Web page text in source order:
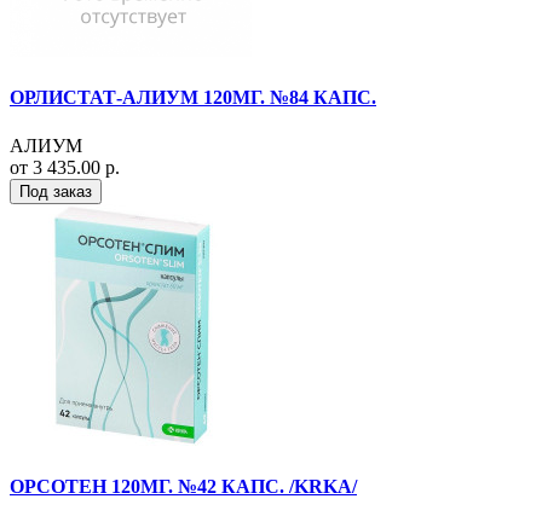
ОРЛИСТАТ-АЛИУМ 120МГ. №84 КАПС.
АЛИУМ
от 3 435.00 р.
Под заказ
ОРСОТЕН 120МГ. №42 КАПС. /KRKA/